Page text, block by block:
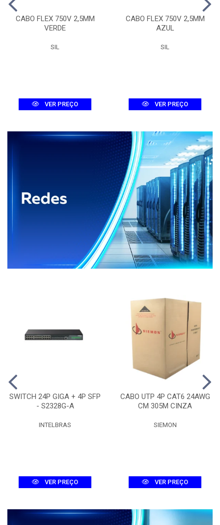
CABO FLEX 750V 2,5MM
VERDE
SIL
VER PREÇO
CABO FLEX 750V 2,5MM
AZUL
SIL
VER PREÇO
SWITCH 24P GIGA + 4P SFP
- S2328G-A
INTELBRAS
VER PREÇO
CABO UTP 4P CAT6 24AWG
CM 305M CINZA
SIEMON
VER PREÇO